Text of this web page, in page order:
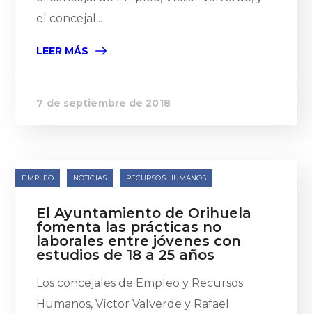
el concejal...
LEER MÁS
7 de septiembre de 2018
EMPLEO NOTICIAS RECURSOS HUMANOS
El Ayuntamiento de Orihuela
fomenta las prácticas no
laborales entre jóvenes con
estudios de 18 a 25 años
Los concejales de Empleo y Recursos
Humanos, Víctor Valverde y Rafael